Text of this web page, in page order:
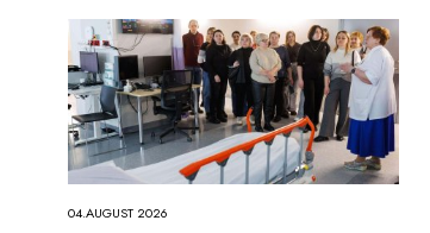
04.AUGUST 2026